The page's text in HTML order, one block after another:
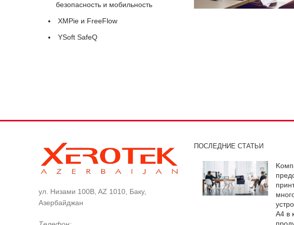
безопасность и мобильность
XMPie и FreeFlow
YSoft SafeQ
ул. Низами 100B, AZ 1010, Баку,
Азербайджан
ПОСЛЕДНИЕ СТАТЬИ
A4 в